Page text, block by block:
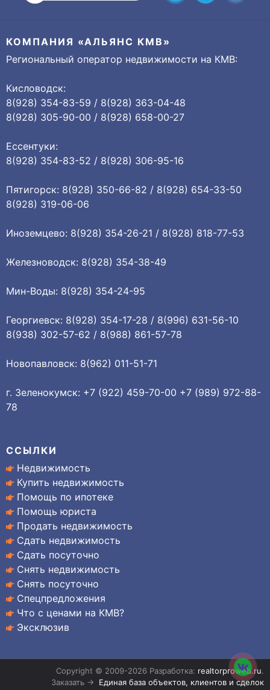
КОМПАНИЯ «АЛЬЯНС КМВ»
Региональный оператор недвижимости на КМВ:
Кисловодск:
8(928) 354-83-59 / 8(928) 363-04-48
8(928) 305-90-00 / 8(928) 658-00-27
Ессентуки:
8(928) 354-83-52 / 8(928) 306-95-16
Пятигорск: 8(928) 350-66-82 / 8(928) 654-33-50
8(928) 319-06-06
Иноземцево: 8(928) 354-26-21 / 8(928) 818-77-53
Железноводск: 8(928) 354-38-49
Мин-Воды: 8(928) 354-24-95
Георгиевск: 8(928) 354-17-28 / 8(996) 631-56-10
8(938) 302-57-62 / 8(988) 861-57-78
Новопавловск: 8(962) 011-51-71
г. Зеленокумск: +7 (922) 459-70-00 +7 (989) 972-88-
78
ССЫЛКИ
Недвижимость
Купить недвижимость
Помощь по ипотеке
Помощь юриста
Продать недвижимость
Сдать недвижимость
Сдать посуточно
Снять недвижимость
Снять посуточно
Спецпредложения
Что с ценами на КМВ?
Эксклюзив
Copyright © 2009-2026 Разработка: realtorproweb.ru.
Заказать → Единая база объектов, клиентов и сделок